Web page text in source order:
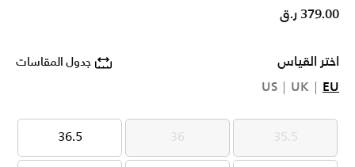
379.00 ر.ق
اختر القياس جدول المقاسات
EU
UK
US
35.5
35.5
36
36
36.5
36.5